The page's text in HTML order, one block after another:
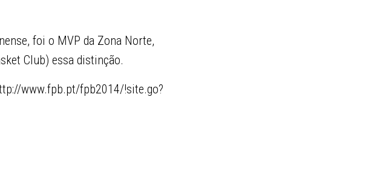
foi o MVP da Zona Norte,
Club) essa distinção.
www.fpb.pt/fpb2014/!site.go?